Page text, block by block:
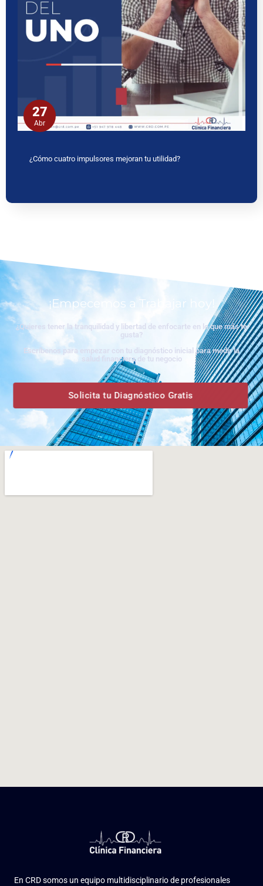
27
Abr
¿Cómo cuatro impulsores mejoran tu utilidad?
¡Empecemos a Trabajar hoy!
¿Quieres tener la tranquilidad y libertad de enfocarte en lo que más te
gusta?
Escríbenos para empezar con tu diagnóstico inicial para medir la
salud financiera de tu negocio
Solicita tu Diagnóstico Gratis
En CRD somos un equipo multidisciplinario de profesionales